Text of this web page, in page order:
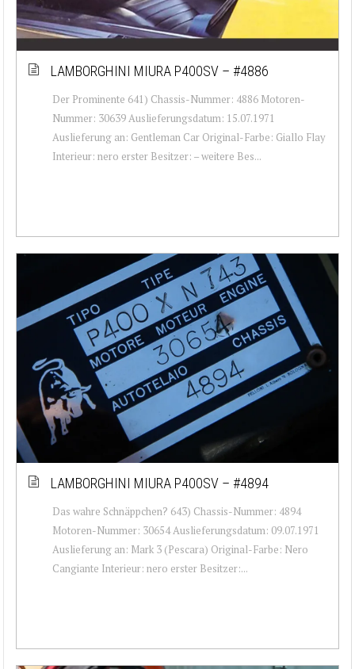
LAMBORGHINI MIURA P400SV – #4886
Der Prominente 641) Chassis-Nummer: 4886 Motoren-
Nummer: 30639 Auslieferungsdatum: 15.07.1971
Auslieferung an: Gentleman Car Original-Farbe: Giallo Flay
Interieur: nero erster Besitzer: – weitere Bes...
LAMBORGHINI MIURA P400SV – #4894
Das wahre Schnäppchen? 643) Chassis-Nummer: 4894
Motoren-Nummer: 30654 Auslieferungsdatum: 09.07.1971
Auslieferung an: Mark 3 (Pescara) Original-Farbe: Nero
Cangiante Interieur: nero erster Besitzer:...